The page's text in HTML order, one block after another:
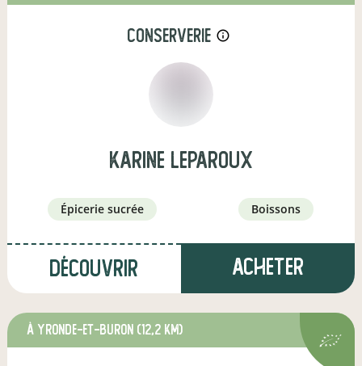
conserverie info_outline
karine Leparoux
épicerie sucrée boissons
Découvrir Acheter
à Yronde-et-Buron (12,2 km)